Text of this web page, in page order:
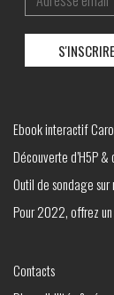
Ebook interactif
Découverte d’H5P
Outil de sondage sur
Pour 2022, offrez
Contacts